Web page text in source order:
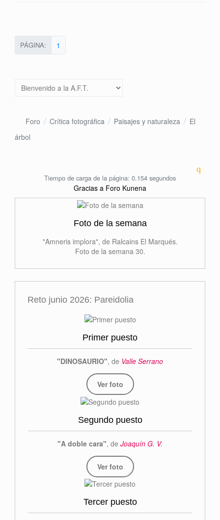
PÁGINA: 1
Foro Crítica fotográfica Paisajes y naturaleza
El
árbol
Tiempo de carga de la página: 0.154 segundos
Gracias a Foro Kunena
Foto de la semana
"Amneris implora", de Ralcains El Marqués.
Foto de la semana 30.
Reto junio 2026: Pareidolia
Primer puesto
"DINOSAURIO", de Valle Serrano
Ver foto
Segundo puesto
"A doble cara", de Joaquín G. V.
Ver foto
Tercer puesto